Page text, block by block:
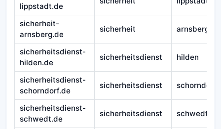
lippstadt.de
sicherheit-
arnsberg.de
sicherheit arnsberg
sicherheitsdienst-
hilden.de
sicherheitsdienst hilden
sicherheitsdienst-
schorndorf.de
sicherheitsdienst schorndorf
sicherheitsdienst-
schwedt.de
sicherheitsdienst schwedt